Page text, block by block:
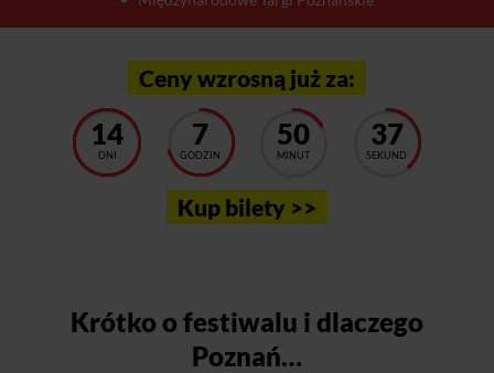
Ceny wzrosną już za:
14
DNI
7
GODZIN
50
MINUT
33
SEKUND
Kup bilety >>
Krótko o festiwalu i dlaczego
Poznań…